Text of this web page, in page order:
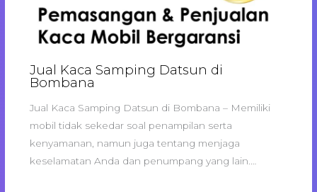
Jual Kaca Samping Datsun di
Bombana
Jual Kaca Samping Datsun di Bombana – Memiliki
mobil tidak sekedar soal penampilan serta
kenyamanan, namun juga tentang menjaga
keselamatan Anda dan penumpang yang lain.…